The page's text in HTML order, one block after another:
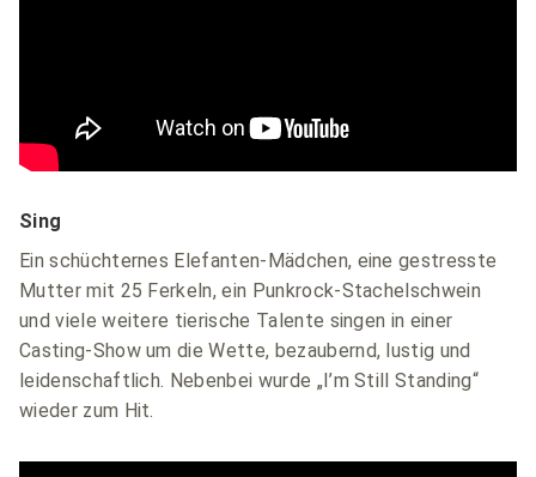
Sing
Ein schüchternes Elefanten-Mädchen, eine gestresste
Mutter mit 25 Ferkeln, ein Punkrock-Stachelschwein
und viele weitere tierische Talente singen in einer
Casting-Show um die Wette, bezaubernd, lustig und
leidenschaftlich. Nebenbei wurde „I’m Still Standing“
wieder zum Hit.